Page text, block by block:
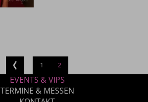
1 2
EVENTS & VIPS
TERMINE & MESSEN